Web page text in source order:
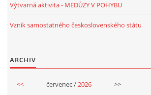
VELIKONOCE
KREATIVNÍ OVOCNÉ A ZELENINOVÉ MLSÁNÍ
Výtvarná aktivita - MEDÚZY V POHYBU
Vznik samostatného československého státu
ARCHIV
<< červenec /2026 >>